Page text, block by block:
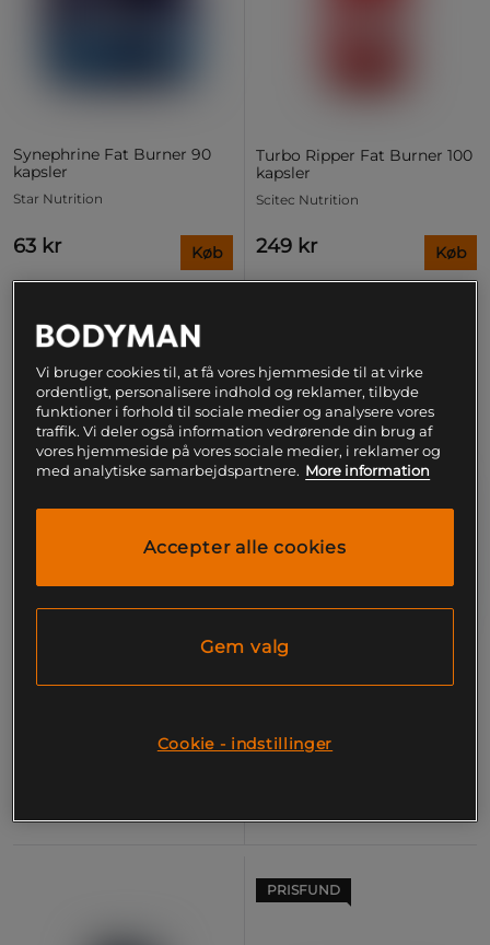
Synephrine Fat Burner 90
kapsler
Star Nutrition
63 kr Køb
Turbo Ripper Fat Burner 100
kapsler
Scitec Nutrition
249 kr Køb
Berberine 60 caps
PRISFUND
Grøn te 90 kapsler
PRISFUND
Vi bruger cookies til, at få vores hjemmeside til at virke
ordentligt, personalisere indhold og reklamer, tilbyde
funktioner i forhold til sociale medier og analysere vores
traffik. Vi deler også information vedrørende din brug af
vores hjemmeside på vores sociale medier, i reklamer og
med analytiske samarbejdspartnere. More information
Accepter alle cookies
Gem valg
Cookie - indstillinger